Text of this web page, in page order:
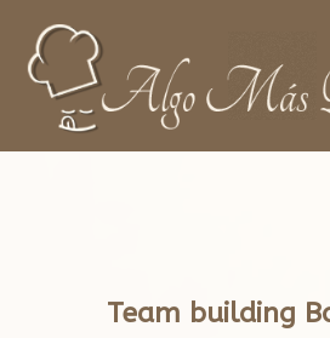
Team building